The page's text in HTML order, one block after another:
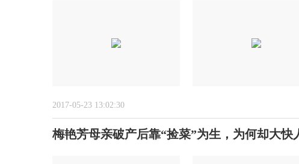
2017-05-23 13:02:30
梅艳芳母亲破产后靠“捡菜”为生，为何却大快